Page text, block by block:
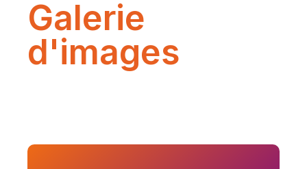
Galerie
d'images